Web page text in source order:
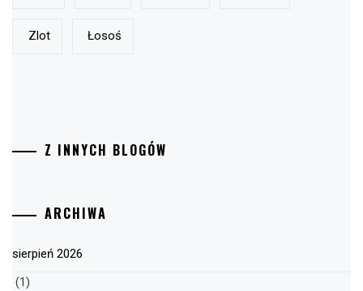
Zlot Łosoś
Z INNYCH BLOGÓW
ARCHIWA
sierpień 2026
(1)